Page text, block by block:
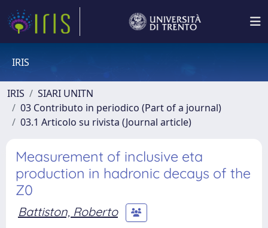
IRIS
IRIS
SIARI UNITN
03 Contributo in periodico (Part of a journal)
03.1 Articolo su rivista (Journal article)
Measurement of inclusive eta
production in hadronic decays of the
Z0
Battiston, Roberto